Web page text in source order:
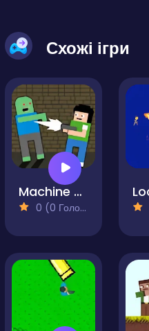
Схожі ігри
Machine Gun Boy
0 (0 Голосів)